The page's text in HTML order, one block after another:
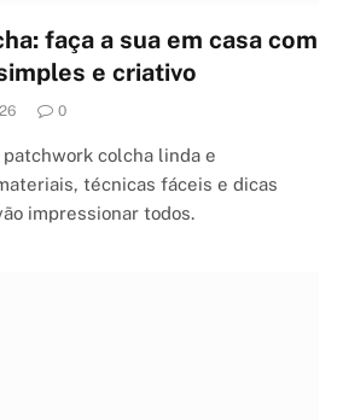
faça a sua em casa com
e criativo
0
colcha linda e
técnicas fáceis e dicas
impressionar todos.